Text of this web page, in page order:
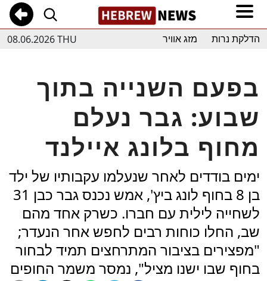
08.06.2026 THU הדלקת נרות מזג אוויר
בפעם השנייה בתוך
שבוע: גבר נעלם
מחוף בלונג איילנד
ימים בודדים לאחר שנעלמו עקבותיו של ילד
בן 8 בחוף לונג ביץ', אמש נכנס גבר כבן 31
לשחייה לילית עם חברו. כשרק אחד מהם
שב, החלו כוחות רבים לחפש אחר הנעדר;
"מפצירים בציבור המתרחצים תמיד לבחור
בחוף שבו ישנו מציל", נמסר משמר החופים